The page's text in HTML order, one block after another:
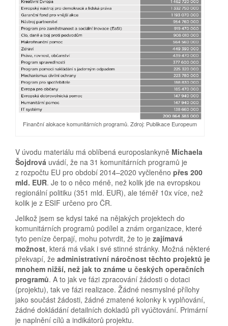
Finanční alokace komunitárních programů. Zdroj: Publikace Europeum
V úvodu materiálu má oblíbená europoslankyně Michaela
Šojdrová uvádí, že na 31 komunitárních programů je
z rozpočtu EU pro období 2014–2020 vyčleněno přes 200
mld. EUR. Je to o něco méně, než kolik jde na evropskou
regionální politiku (351 mld. EUR), ale téměř 10x více, než
kolik je z ESIF určeno pro ČR.
Jelikož jsem se kdysi také na nějakých projektech do
komunitárních programů podílel a znám organizace, které
tyto peníze čerpají, mohu potvrdit, že to je zajímavá
možnost, která má však i své stinné stránky. Možná některé
překvapí, že administrativní náročnost těchto projektů je
mnohem nižší, než jak to známe u českých operačních
programů. A to jak ve fázi zpracování žádosti o dotaci
(projektu), tak ve fázi realizace. Žádné nesmyslné přílohy
jako součást žádosti, žádné zmatené kolonky k vyplňování,
žádné dokládání detailních dokladů při vyúčtování. Primární
je naplnění cílů a indikátorů projektu.